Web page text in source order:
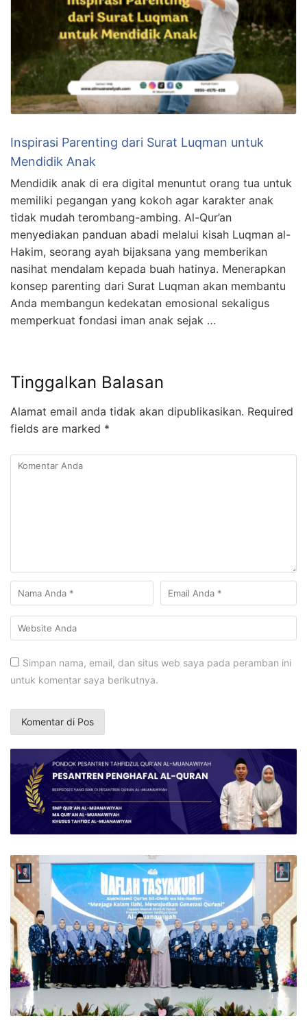
Inspirasi Parenting dari Surat Luqman untuk
Mendidik Anak
Mendidik anak di era digital menuntut orang tua untuk
memiliki pegangan yang kokoh agar karakter anak
tidak mudah terombang-ambing. Al-Qur’an
menyediakan panduan abadi melalui kisah Luqman al-
Hakim, seorang ayah bijaksana yang memberikan
nasihat mendalam kepada buah hatinya. Menerapkan
konsep parenting dari Surat Luqman akan membantu
Anda membangun kedekatan emosional sekaligus
memperkuat fondasi iman anak sejak …
Tinggalkan Balasan
Alamat email anda tidak akan dipublikasikan. Required
fields are marked *
Simpan nama, email, dan situs web saya pada peramban ini
untuk komentar saya berikutnya.